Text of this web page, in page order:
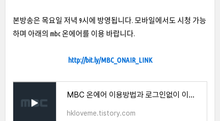
본방송은 목요일 저녁 9시에 방영됩니다. 모바일에서도 시청 가능
하며 아래의 mbc 온에어를 이용 바랍니다.
http://bit.ly/MBC_ONAIR_LINK
MBC 온에어 이용방법과 로그인없이 이용하기 안내
hkloveme.tistory.com